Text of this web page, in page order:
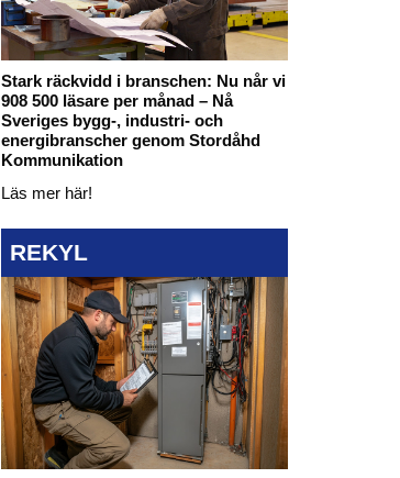
Stark räckvidd i branschen: Nu når vi
908 500 läsare per månad – Nå
Sveriges bygg-, industri- och
energibranscher genom Stordåhd
Kommunikation
Läs mer här!
REKYL